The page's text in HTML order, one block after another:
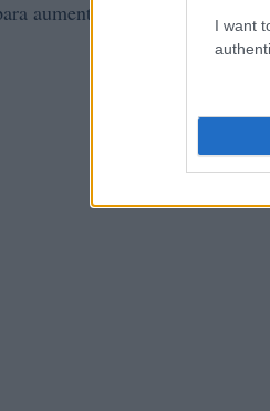
I want
aumentar seu conhecimento